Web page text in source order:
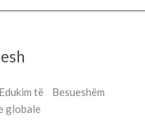
të Besueshëm
globale